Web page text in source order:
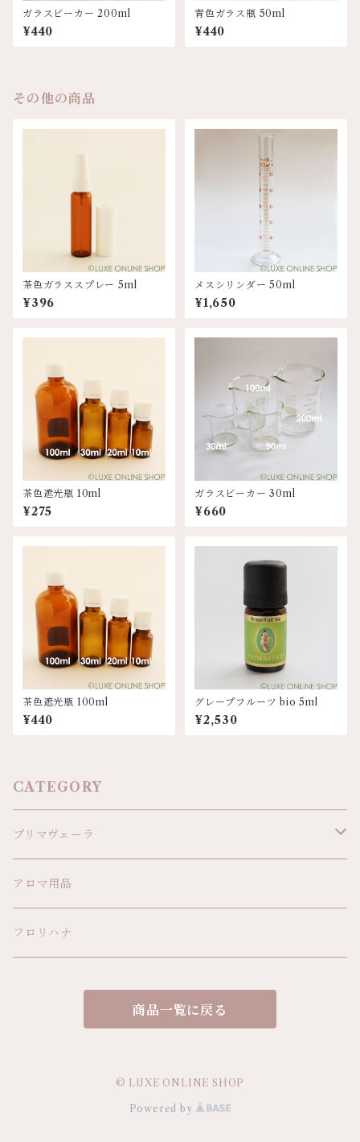
ガラスビーカー 200ml
¥440
青色ガラス瓶 50ml
¥440
その他の商品
茶色ガラススプレー 5ml
¥396
メスシリンダー 50ml
¥1,650
茶色遮光瓶 10ml
¥275
ガラスビーカー 30ml
¥660
茶色遮光瓶 100ml
¥440
グレープフルーツ bio 5ml
¥2,530
CATEGORY
プリマヴェーラ
精油
植物オイル
アロマ用品
フロリハナ
商品一覧に戻る
© LUXE ONLINE SHOP
Powered by